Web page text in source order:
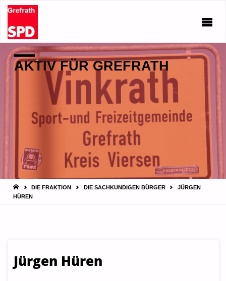
AKTIV FÜR GREFRATH
STARTDIE FRAKTION DIE SACHKUNDIGEN BÜRGER
JÜRGEN
HÜREN
Jürgen Hüren